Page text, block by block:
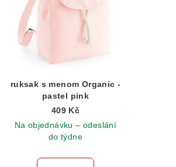
ruksak s menom Organic -
pastel pink
409 Kč
Na objednávku – odeslání
do týdne